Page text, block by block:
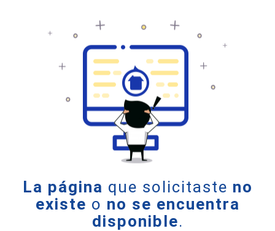
La página que solicitaste no
existe o no se encuentra
disponible.